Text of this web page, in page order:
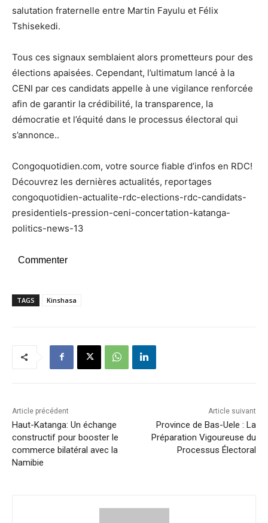
salutation fraternelle entre Martin Fayulu et Félix
Tshisekedi.
Tous ces signaux semblaient alors prometteurs pour des
élections apaisées. Cependant, l’ultimatum lancé à la
CENI par ces candidats appelle à une vigilance renforcée
afin de garantir la crédibilité, la transparence, la
démocratie et l’équité dans le processus électoral qui
s’annonce..
Congoquotidien.com, votre source fiable d’infos en RDC!
Découvrez les dernières actualités, reportages
congoquotidien-actualite-rdc-elections-rdc-candidats-
presidentiels-pression-ceni-concertation-katanga-
politics-news-13
Commenter
TAGS Kinshasa
Article précédent
Haut-Katanga: Un échange
constructif pour booster le
commerce bilatéral avec la
Namibie
Article suivant
Province de Bas-Uele : La
Préparation Vigoureuse du
Processus Électoral